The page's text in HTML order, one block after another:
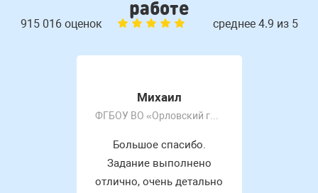
работе
915 016 оценок среднее 4.9 из 5
Михаил
ФГБОУ ВО «Орловский государственный университет имени И.С. Тургенева»
Большое спасибо.
Задание выполнено
отлично, очень детально